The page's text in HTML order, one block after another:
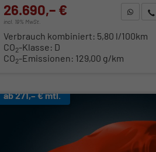
26.690,– €
incl. 19% MwSt.
Verbrauch kombiniert: 5,80 l/100km
CO2-Klasse: D
CO2-Emissionen: 129,00 g/km
ab 271,– € mtl.